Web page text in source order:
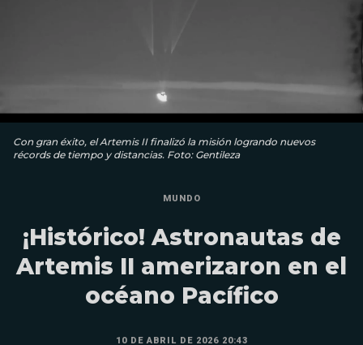
Con gran éxito, el Artemis II finalizó la misión logrando nuevos
récords de tiempo y distancias. Foto: Gentileza
MUNDO
¡Histórico! Astronautas de
Artemis II amerizaron en el
océano Pacífico
10 DE ABRIL DE 2026 20:43